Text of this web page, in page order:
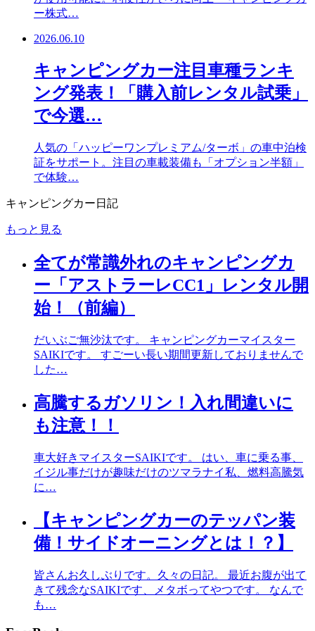
ー株式…
2026.06.10
キャンピングカー注目車種ランキ
ング発表！「購入前レンタル試乗」
で今選…
人気の「ハッピーワンプレミアム/ターボ」の車中泊検
証をサポート。注目の車載装備も「オプション半額」
で体験…
キャンピングカー日記
もっと見る
全てが常識外れのキャンピングカ
ー「アストラーレCC1」レンタル開
始！（前編）
だいぶご無沙汰です。 キャンピングカーマイスター
SAIKIです。 すごーい長い期間更新しておりませんで
した…
高騰するガソリン！入れ間違いに
も注意！！
車大好きマイスターSAIKIです。 はい、車に乗る事、
イジル事だけが趣味だけのツマラナイ私、燃料高騰気
に…
【キャンピングカーのテッパン装
備！サイドオーニングとは！？】
皆さんお久しぶりです。久々の日記。 最近お腹が出て
きて残念なSAIKIです、メタボってやつです。 なんで
も…